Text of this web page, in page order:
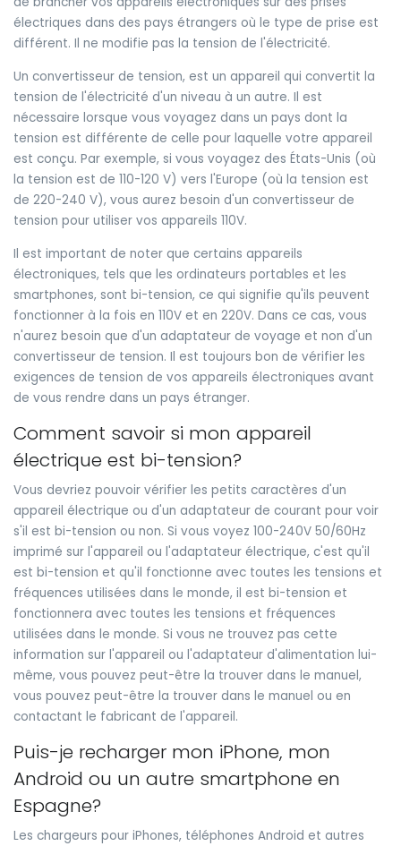
électriques dans des pays étrangers où le type de prise est
différent. Il ne modifie pas la tension de l'électricité.
Un convertisseur de tension, est un appareil qui convertit la
tension de l'électricité d'un niveau à un autre. Il est
nécessaire lorsque vous voyagez dans un pays dont la
tension est différente de celle pour laquelle votre appareil
est conçu. Par exemple, si vous voyagez des États-Unis (où
la tension est de 110-120 V) vers l'Europe (où la tension est
de 220-240 V), vous aurez besoin d'un convertisseur de
tension pour utiliser vos appareils 110V.
Il est important de noter que certains appareils
électroniques, tels que les ordinateurs portables et les
smartphones, sont bi-tension, ce qui signifie qu'ils peuvent
fonctionner à la fois en 110V et en 220V. Dans ce cas, vous
n'aurez besoin que d'un adaptateur de voyage et non d'un
convertisseur de tension. Il est toujours bon de vérifier les
exigences de tension de vos appareils électroniques avant
de vous rendre dans un pays étranger.
Comment savoir si mon appareil
électrique est bi-tension?
Vous devriez pouvoir vérifier les petits caractères d'un
appareil électrique ou d'un adaptateur de courant pour voir
s'il est bi-tension ou non. Si vous voyez 100-240V 50/60Hz
imprimé sur l'appareil ou l'adaptateur électrique, c'est qu'il
est bi-tension et qu'il fonctionne avec toutes les tensions et
fréquences utilisées dans le monde, il est bi-tension et
fonctionnera avec toutes les tensions et fréquences
utilisées dans le monde. Si vous ne trouvez pas cette
information sur l'appareil ou l'adaptateur d'alimentation lui-
même, vous pouvez peut-être la trouver dans le manuel,
vous pouvez peut-être la trouver dans le manuel ou en
contactant le fabricant de l'appareil.
Puis-je recharger mon iPhone, mon
Android ou un autre smartphone en
Espagne?
Les chargeurs pour iPhones, téléphones Android et autres